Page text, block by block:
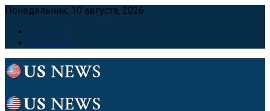
Понедельник, 10 августа, 2026
Главная
Контакты